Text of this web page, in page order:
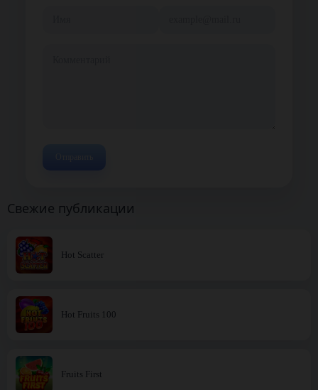
Свежие публикации
Hot Scatter
Hot Fruits 100
Fruits First